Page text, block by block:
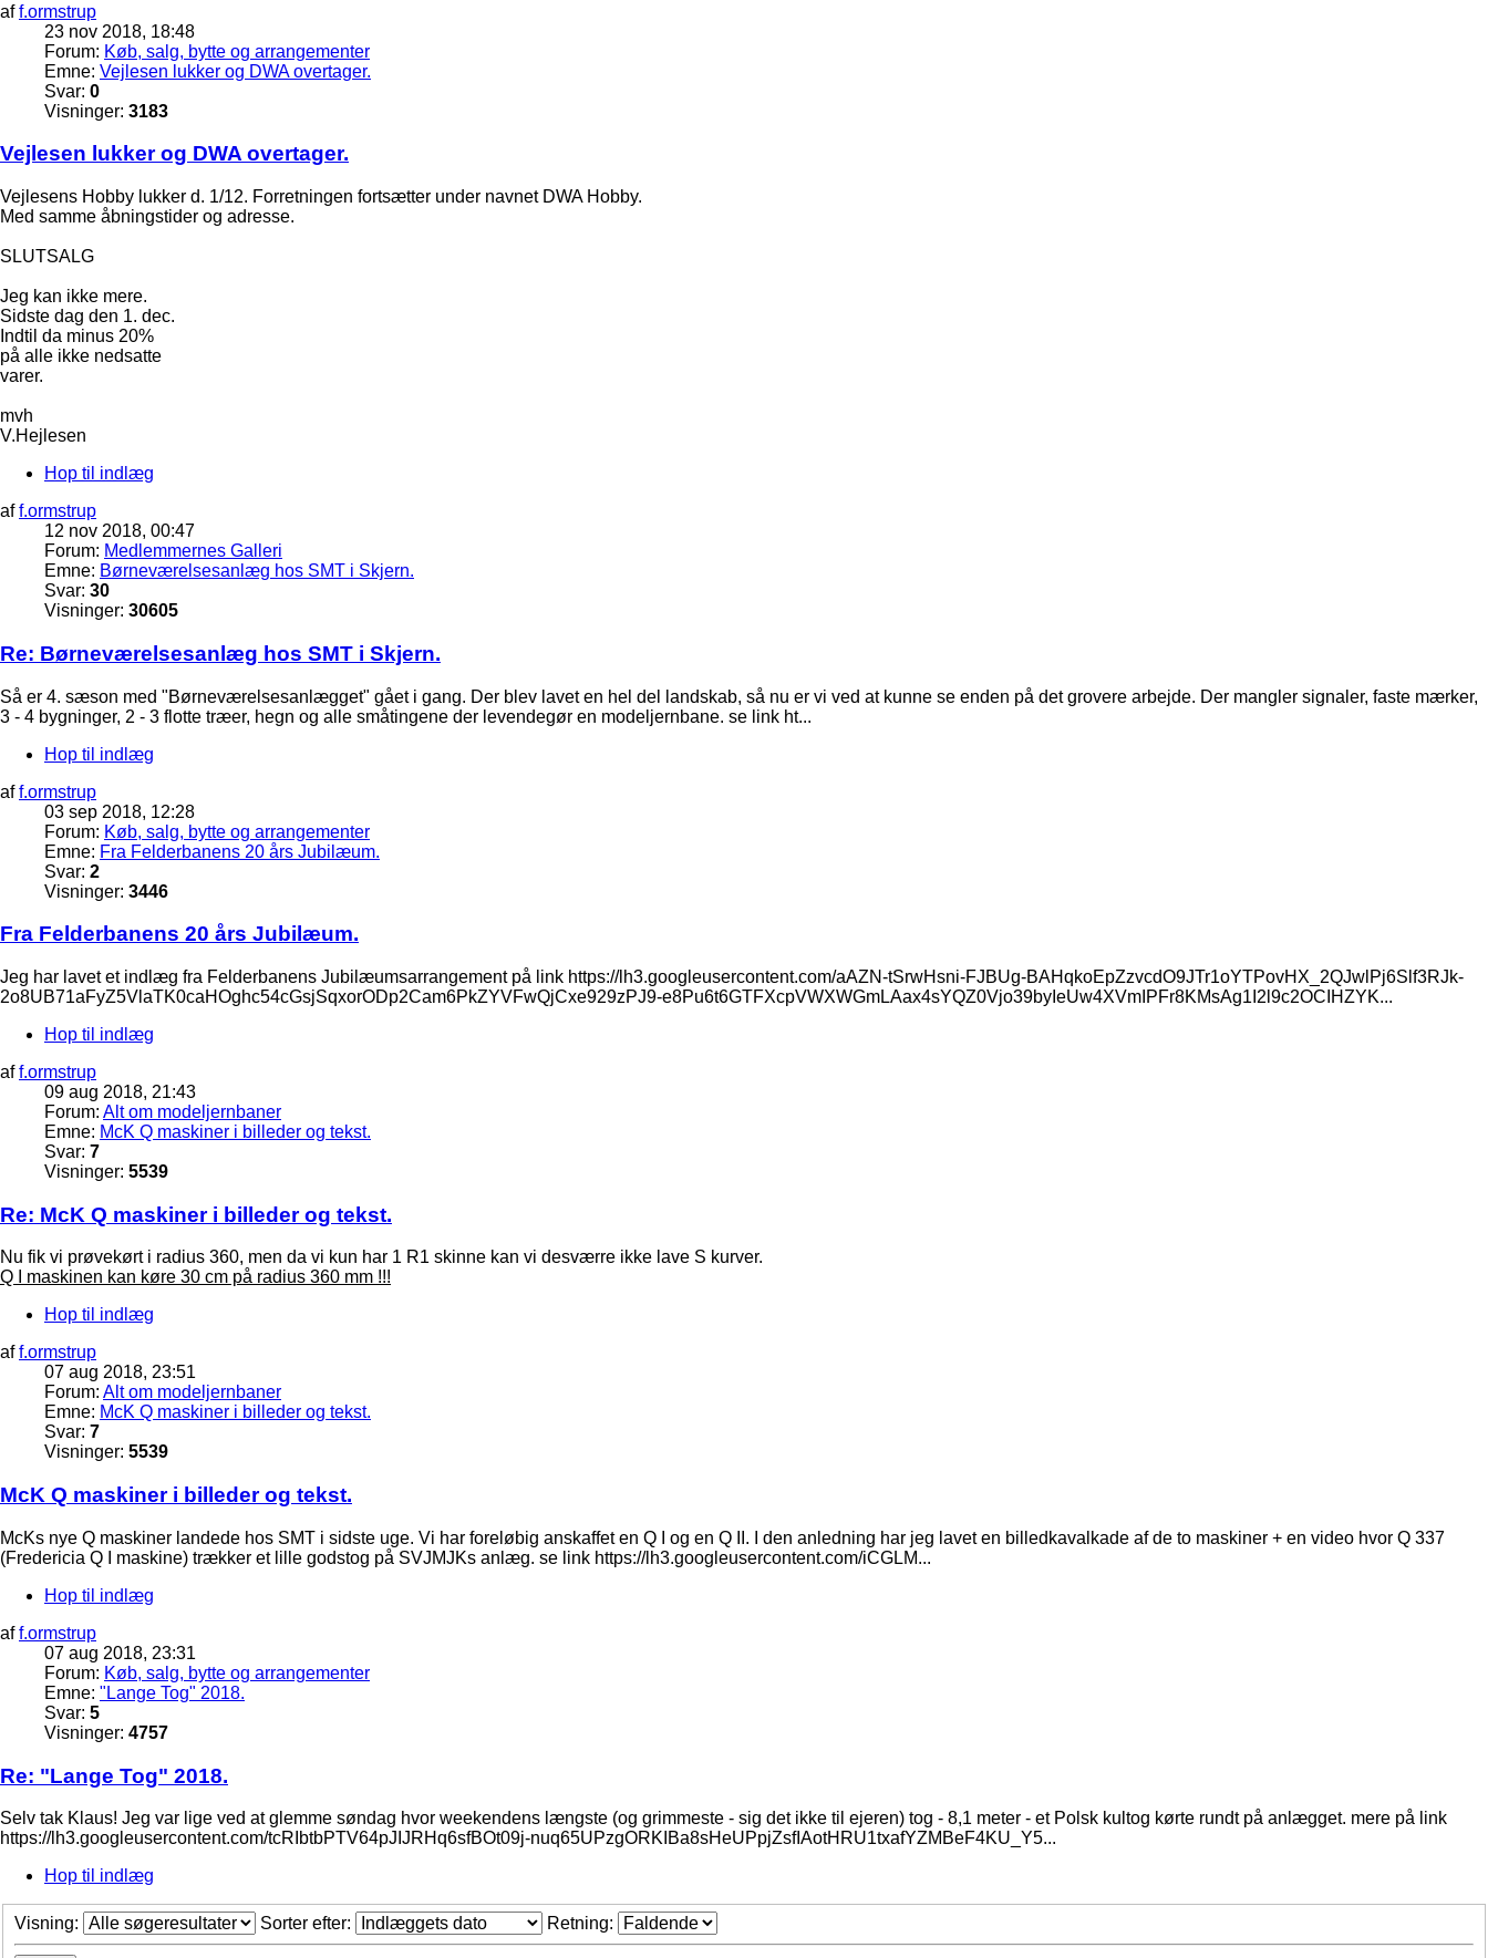
aff.ormstrup
23 nov 2018, 18:48
Forum: Køb, salg, bytte og arrangementer
Emne: Vejlesen lukker og DWA overtager.
Svar: 0
Visninger: 3183
Vejlesen lukker og DWA overtager.
Vejlesens Hobby lukker d. 1/12. Forretningen fortsætter under navnet DWA Hobby.
Med samme åbningstider og adresse.
SLUTSALG
Jeg kan ikke mere.
Sidste dag den 1. dec.
Indtil da minus 20%
på alle ikke nedsatte
varer.
mvh
V.Hejlesen
Hop til indlæg
aff.ormstrup
12 nov 2018, 00:47
Forum: Medlemmernes Galleri
Emne: Børneværelsesanlæg hos SMT i Skjern.
Svar: 30
Visninger: 30605
Re: Børneværelsesanlæg hos SMT i Skjern.
Så er 4. sæson med "Børneværelsesanlægget" gået i gang. Der blev lavet en hel del landskab, så nu er vi ved at kunne se enden på det grovere arbejde. Der mangler signaler, faste mærker,
3 - 4 bygninger, 2 - 3 flotte træer, hegn og alle småtingene der levendegør en modeljernbane. se link ht...
Hop til indlæg
aff.ormstrup
03 sep 2018, 12:28
Forum: Køb, salg, bytte og arrangementer
Emne: Fra Felderbanens 20 års Jubilæum.
Svar: 2
Visninger: 3446
Fra Felderbanens 20 års Jubilæum.
Jeg har lavet et indlæg fra Felderbanens Jubilæumsarrangement på link https://lh3.googleusercontent.com/aAZN-tSrwHsni-FJBUg-BAHqkoEpZzvcdO9JTr1oYTPovHX_2QJwlPj6Slf3RJk-
2o8UB71aFyZ5VlaTK0caHOghc54cGsjSqxorODp2Cam6PkZYVFwQjCxe929zPJ9-e8Pu6t6GTFXcpVWXWGmLAax4sYQZ0Vjo39byIeUw4XVmIPFr8KMsAg1I2l9c2OCIHZYK...
Hop til indlæg
aff.ormstrup
09 aug 2018, 21:43
Forum: Alt om modeljernbaner
Emne: McK Q maskiner i billeder og tekst.
Svar: 7
Visninger: 5539
Re: McK Q maskiner i billeder og tekst.
Nu fik vi prøvekørt i radius 360, men da vi kun har 1 R1 skinne kan vi desværre ikke lave S kurver.
Q I maskinen kan køre 30 cm på radius 360 mm !!!
Hop til indlæg
aff.ormstrup
07 aug 2018, 23:51
Forum: Alt om modeljernbaner
Emne: McK Q maskiner i billeder og tekst.
Svar: 7
Visninger: 5539
McK Q maskiner i billeder og tekst.
McKs nye Q maskiner landede hos SMT i sidste uge. Vi har foreløbig anskaffet en Q I og en Q II. I den anledning har jeg lavet en billedkavalkade af de to maskiner + en video hvor Q 337
(Fredericia Q I maskine) trækker et lille godstog på SVJMJKs anlæg. se link https://lh3.googleusercontent.com/iCGLM...
Hop til indlæg
aff.ormstrup
07 aug 2018, 23:31
Forum: Køb, salg, bytte og arrangementer
Emne: "Lange Tog" 2018.
Svar: 5
Visninger: 4757
Re: "Lange Tog" 2018.
Selv tak Klaus! Jeg var lige ved at glemme søndag hvor weekendens længste (og grimmeste - sig det ikke til ejeren) tog - 8,1 meter - et Polsk kultog kørte rundt på anlægget. mere på link
https://lh3.googleusercontent.com/tcRIbtbPTV64pJIJRHq6sfBOt09j-nuq65UPzgORKIBa8sHeUPpjZsfIAotHRU1txafYZMBeF4KU_Y5...
Hop til indlæg
Visning: Sorter efter: Retning: